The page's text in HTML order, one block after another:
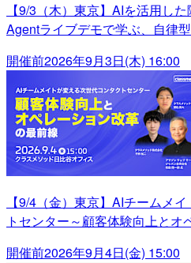
【9/3（木）東京】AIを活用し
Agentライブデモで学ぶ、自律
開催前2026年9月3日(木) 16:00
【9/4（金）東京】AIチームメ
トセンター～顧客体験向上とオ
開催前2026年9月4日(金) 15:00